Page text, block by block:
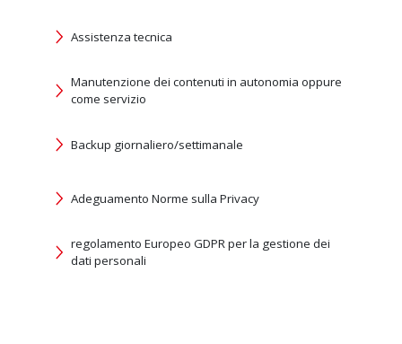
Assistenza tecnica
Manutenzione dei contenuti in autonomia oppure
come servizio
Backup giornaliero/settimanale
Adeguamento Norme sulla Privacy
regolamento Europeo GDPR per la gestione dei
dati personali